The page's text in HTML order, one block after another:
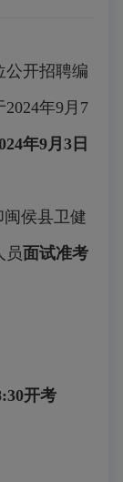
公开招聘编
2024年9月 7
年9月 3 日
闽侯县卫健
员面试准考
开考